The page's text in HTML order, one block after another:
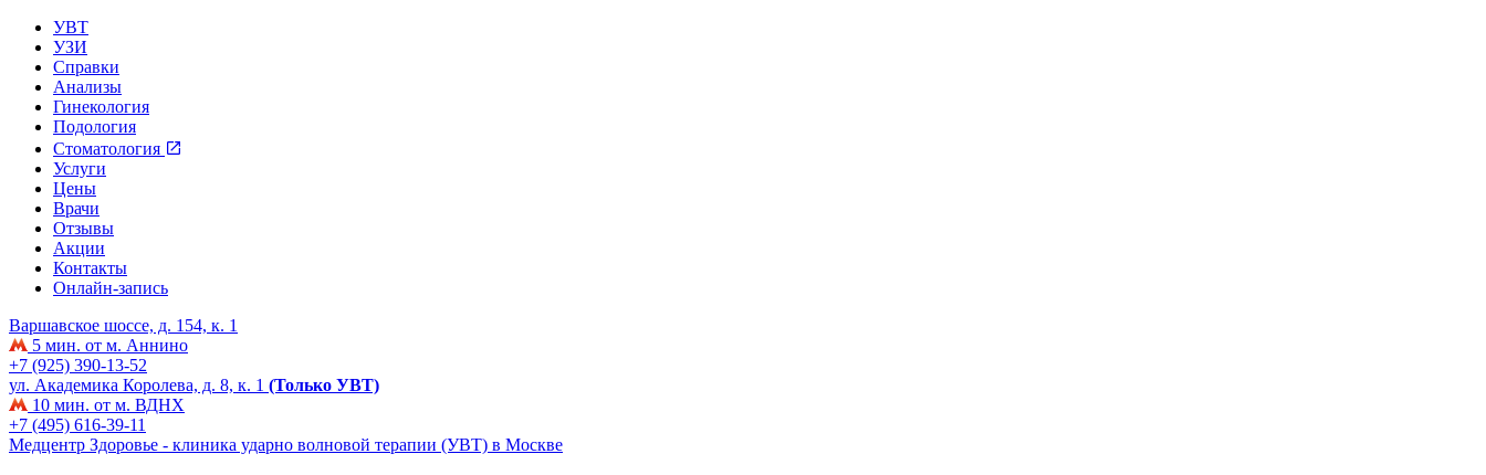
УВТ
УЗИ
Справки
Анализы
Гинекология
Подология
Стоматология
Услуги
Цены
Врачи
Отзывы
Акции
Контакты
Онлайн-запись
Варшавское шоссе, д. 154, к. 1
5 мин. от м. Аннино
+7 (925) 390-13-52
ул. Академика Королева, д. 8, к. 1 (Только УВТ)
10 мин. от м. ВДНХ
+7 (495) 616-39-11
Медцентр Здоровье - клиника ударно волновой терапии (УВТ) в Москве